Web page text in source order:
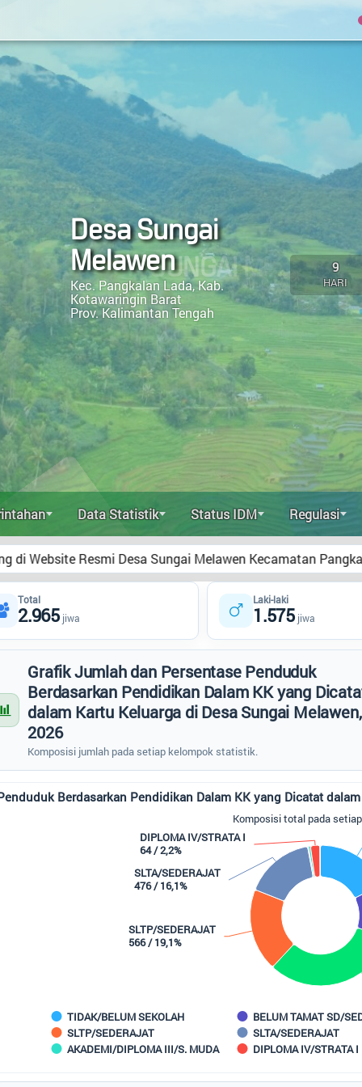
Desa Sungai
Melawen
Kec. Pangkalan Lada, Kab.
Kotawaringin Barat
Prov. Kalimantan Tengah
DESA SUNGAI MELAWEN
9
HARI
Data Statistik Status IDM Regulasi
Desa Sungai Melawen Kecamatan Pangkalan Lada
Total
2.965 jiwa
Laki-laki
1.575 jiwa
Grafik Jumlah dan Persentase Penduduk
Berdasarkan Pendidikan Dalam KK yang
dalam Kartu Keluarga di Desa Sungai Melawen,
2026
Komposisi jumlah pada setiap kelompok statistik.
Berdasarkan Pendidikan Dalam KK yang Dicatat dalam Kartu Keluarga di
total pada setiap kelompok
Komposisi total pada
SLTP/SEDERAJAT
566 / 19,1%
SLTA/SEDERAJAT
476 / 16,1%
DIPLOMA IV/STRATA I
64 / 2,2%
TIDAK/BELUM SEKOLAH BELUM TAMAT SD/
SLTP/SEDERAJAT
SLTA/SEDERAJAT
AKADEMI/DIPLOMA III/S. MUDA
DIPLOMA IV/STRATA I
of interactive chart.